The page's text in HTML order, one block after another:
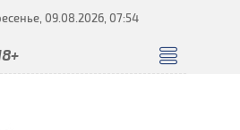
09.08.2026, 07:54